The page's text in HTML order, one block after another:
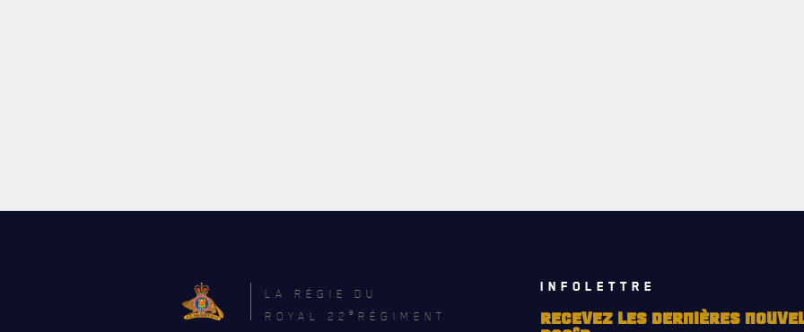
LA RÉGIE DU
ROYAL 22 e RÉGIMENT
INFOLETTRE
RECEVEZ LES DERNIÈRES